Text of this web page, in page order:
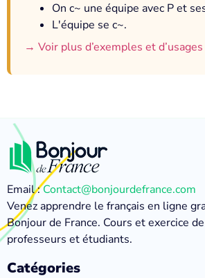
On c~ une équipe avec P et
L'équipe se c~.
→ Voir plus d’exemples et d’usages
Email :Contact@bonjourdefrance.com
Venez apprendre le français en ligne
Bonjour de France. Cours et exercice
professeurs et étudiants.
Catégories